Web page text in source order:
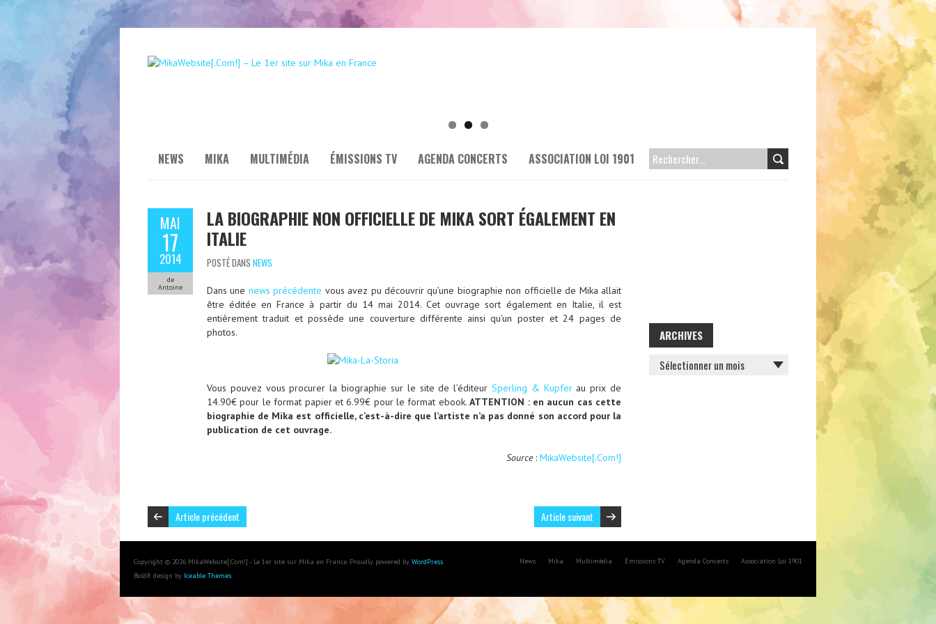
NEWS MIKA MULTIMÉDIA ÉMISSIONS TV AGENDA CONCERTS ASSOCIATION LOI 1901 RECHERCHER :
MAI
17
2014
de
Antoine
LA BIOGRAPHIE NON OFFICIELLE DE MIKA SORT ÉGALEMENT EN
ITALIE
POSTÉ DANS NEWS
Dans une news précédente vous avez pu découvrir qu’une biographie non officielle de Mika allait
être éditée en France à partir du 14 mai 2014. Cet ouvrage sort également en Italie, il est
entièrement traduit et possède une couverture différente ainsi qu’un poster et 24 pages de
photos.
Vous pouvez vous procurer la biographie sur le site de l’éditeur Sperling & Kupferau prix de
14.90€ pour le format papier et 6.99€ pour le format ebook.ATTENTION : en aucun cas cette
biographie de Mika est officielle, c’est-à-dire que l’artiste n’a pas donné son accord pour la
publication de cet ouvrage.
Source: MikaWebsite[.Com!]
Article précédent Article suivant
ARCHIVES
ARCHIVES
Copyright © 2026 MikaWebsite[.Com!] - Le 1er site sur Mika en France. Proudly powered by WordPress.
BoldR design by Iceable Themes.
News Mika Multimédia Émissions TV Agenda Concerts Association Loi 1901